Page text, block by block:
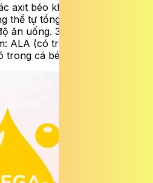
axit béo không bão hòa đa
thể tự tổng hợp được, bắt
ăn uống. 3 loại omega-3
ALA (có trong các loại hạt),
cá béo và dầu cá).